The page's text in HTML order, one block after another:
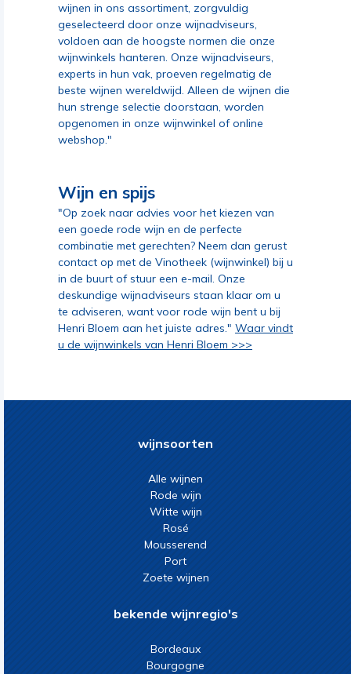
wijnen in ons assortiment, zorgvuldig
geselecteerd door onze wijnadviseurs,
voldoen aan de hoogste normen die onze
wijnwinkels hanteren. Onze wijnadviseurs,
experts in hun vak, proeven regelmatig de
beste wijnen wereldwijd. Alleen de wijnen die
hun strenge selectie doorstaan, worden
opgenomen in onze wijnwinkel of online
webshop."
Wijn en spijs
"Op zoek naar advies voor het kiezen van
een goede rode wijn en de perfecte
combinatie met gerechten? Neem dan gerust
contact op met de Vinotheek (wijnwinkel) bij u
in de buurt of stuur een e-mail. Onze
deskundige wijnadviseurs staan klaar om u
te adviseren, want voor rode wijn bent u bij
Henri Bloem aan het juiste adres." Waar vindt
u de wijnwinkels van Henri Bloem >>>
wijnsoorten
Alle wijnen
Rode wijn
Witte wijn
Rosé
Mousserend
Port
Zoete wijnen
bekende wijnregio's
Bordeaux
Bourgogne